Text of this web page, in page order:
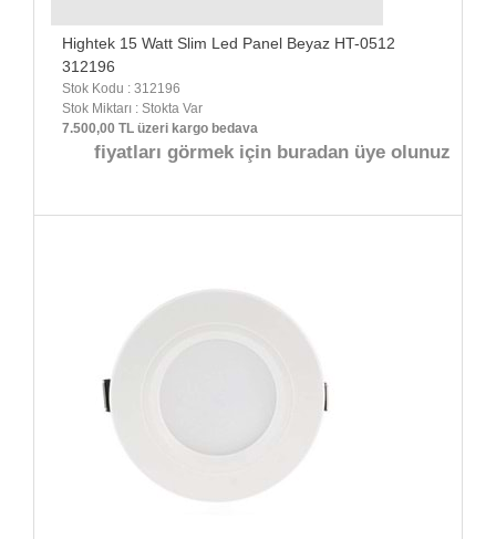
Hightek 15 Watt Slim Led Panel Beyaz HT-0512
312196
Stok Kodu : 312196
Stok Miktarı : Stokta Var
7.500,00 TL üzeri kargo bedava
fiyatları görmek için buradan üye olunuz